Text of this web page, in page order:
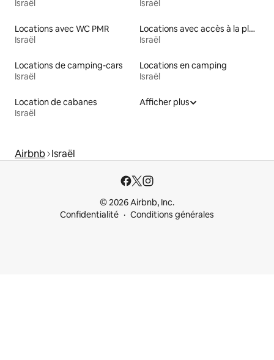
Israël Israël
Locations avec WC PMR
Israël
Locations avec accès à la plage
Israël
Locations de camping-cars
Israël
Locations en camping
Israël
Location de cabanes
Israël
Afficher plus
Airbnb Israël
© 2026 Airbnb, Inc.
Confidentialité
Conditions générales